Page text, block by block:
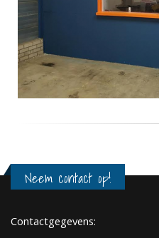
Neem contact op!
Contactgegevens: